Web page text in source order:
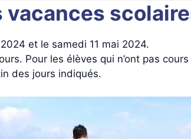
et le samedi 11 mai 2024.
Pour les élèves qui n’ont pas
des jours indiqués.